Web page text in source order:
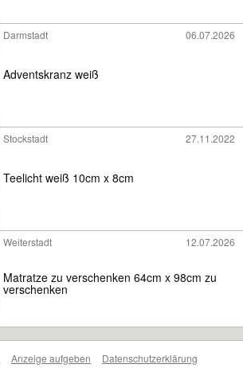
Darmstadt 06.07.2026
Adventskranz weiß
Stockstadt 27.11.2022
Teelicht weiß 10cm x 8cm
Weiterstadt 12.07.2026
Matratze zu verschenken 64cm x 98cm zu
verschenken
Anzeige aufgeben Datenschutzerklärung